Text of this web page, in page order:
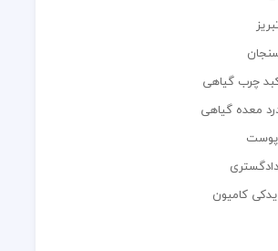
چرب گیاهی
معده گیاهی
پوست
کامیون